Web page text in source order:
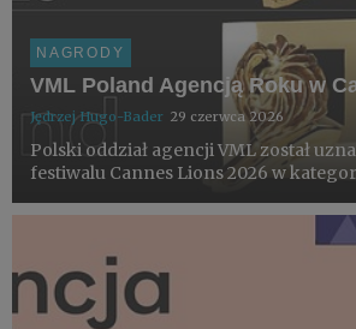
NAGRODY
VML Poland Agencją Roku w
Jędrzej Hugo-Bader 29 czerwca 2026
Polski oddział agencji VML został
festiwalu Cannes Lions 2026 w